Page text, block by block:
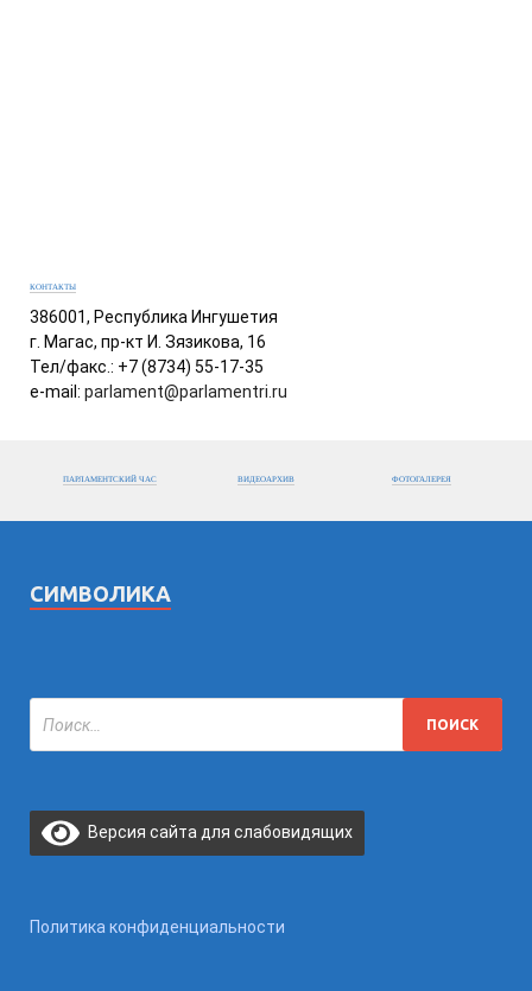
КОНТАКТЫ
386001, Республика Ингушетия
г. Магас, пр-кт И. Зязикова, 16
Тел/факс.: +7 (8734) 55-17-35
e-mail: parlament@parlamentri.ru
ПАРЛАМЕНТСКИЙ ЧАС ВИДЕОАРХИВ ФОТОГАЛЕРЕЯ
СИМВОЛИКА
Версия сайта для слабовидящих
Политика конфиденциальности